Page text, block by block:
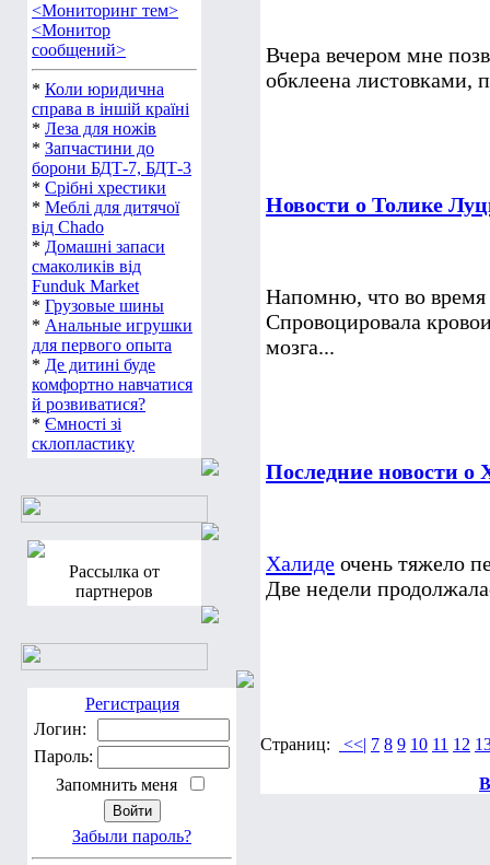
<Мониторинг тем>
<Монитор
сообщений>
* Коли юридична
справа в іншій країні
* Леза для ножів
* Запчастини до
борони БДТ-7, БДТ-3
* Срібні хрестики
* Меблі для дитячої
від Chado
* Домашні запаси
смаколиків від
Funduk Market
* Грузовые шины
* Анальные игрушки
для первого опыта
* Де дитині буде
комфортно навчатися
й розвиватися?
* Ємності зі
склопластику
Рассылка от
партнеров
Регистрация
Логин:
Пароль:
Запомнить меня
Забыли пароль?
Вчера вечером мне
обклеена
Новости о Толике
Напомню, что во время
Спровоцировала
мозга...
Последние новости о
Халиде очень тяжело
Две недели
Страниц: <<| 7 8 9 10 11 12